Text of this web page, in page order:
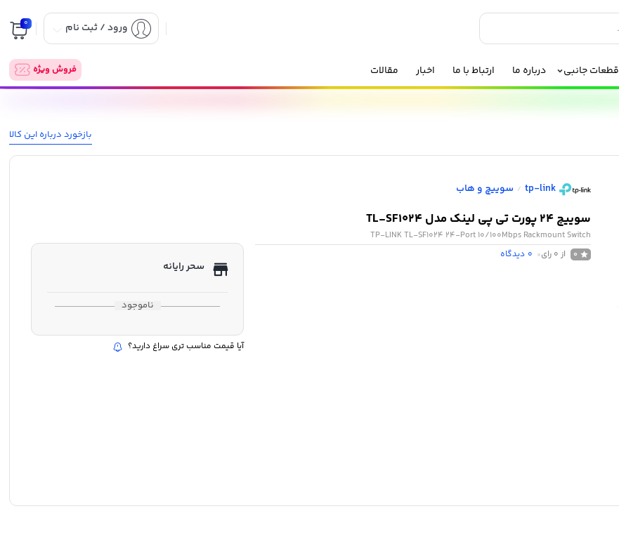
ورود / ثبت نام 0
قطعات جانبی درباره ما ارتباط با ما اخبار مقالات فروش ویژه
بازخورد درباره این کالا
tp-link
/ سوییچ و هاب
سوییچ 24 پورت تی پی لینک مدل TL-SF1024
TP-LINK TL-SF1024 24-Port 10/100Mbps Rackmount Switch
0 از 0 رای 0 دیدگاه
سحر رایانه
ناموجود
آیا قیمت مناسب تری سراغ دارید؟